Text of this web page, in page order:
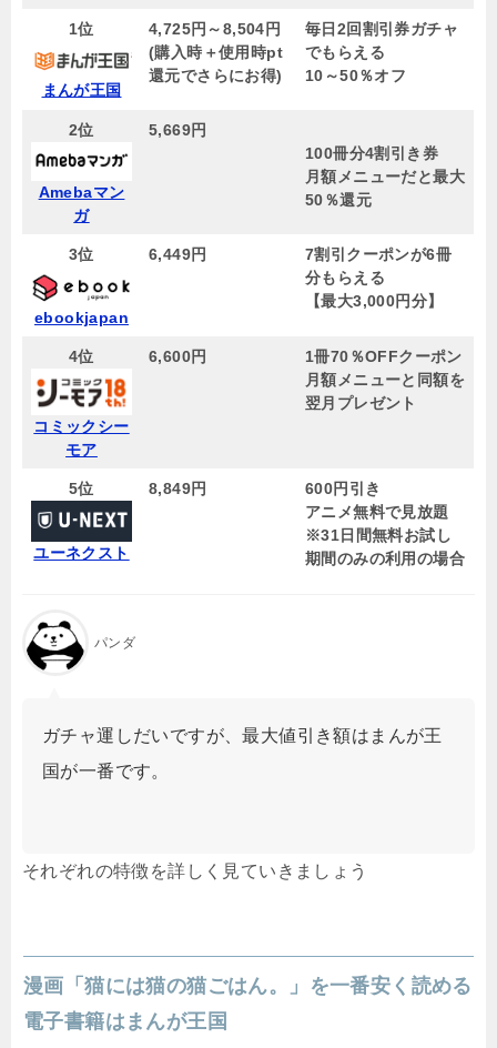
1位
まんが王国
4,725円～8,504円
(購入時＋使用時pt
還元でさらにお得)
毎日2回割引券ガチャ
でもらえる
10～50％オフ
2位
Amebaマン
ガ
5,669円
100冊分4割引き券
月額メニューだと最大
50％還元
3位
ebookjapan
6,449円
7割引クーポンが6冊
分もらえる
【最大3,000円分】
4位
コミックシー
モア
6,600円
1冊70％OFFクーポン
月額メニューと同額を
翌月プレゼント
5位
ユーネクスト
8,849円
600円引き
アニメ無料で見放題
※31日間無料お試し
期間のみの利用の場合
パンダ
ガチャ運しだいですが、最大値引き額はまんが王
国が一番です。
それぞれの特徴を詳しく見ていきましょう
漫画「猫には猫の猫ごはん。」を一番安く読める
電子書籍はまんが王国